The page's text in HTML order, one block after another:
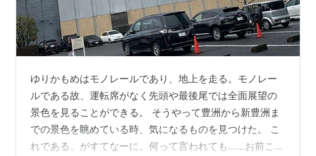
ゆりかもめはモノレールであり、地上を走る。モノレー
ルである故、運転席がなく先頭や最後尾では全面展望の
景色を見ることができる。 そうやって豊洲から新豊洲ま
での景色を眺めている時、気になるものを見つけた。 こ
れである。がすてなーに。何って言われても……お前こそ